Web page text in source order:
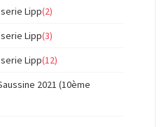
Lipp(2)
Lipp(3)
Lipp(12)
2021 (10ème